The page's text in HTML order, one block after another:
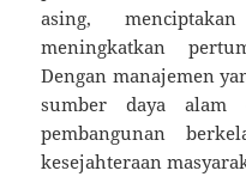
asing,
meningkatkan
Dengan manajemen
sumber daya alam
pembangunan
kesejahteraan